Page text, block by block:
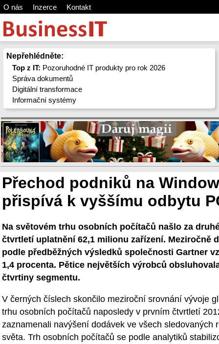
O nás Inzerce Kontakt
Nepřehlédněte:
Top z IT: Pozoruhodné IT produkty pro rok 2026
Správa dokumentů
Digitální transformace
Informační systémy
Přechod podniků na
přispívá k vyššímu odbytu
Na světovém trhu osobních počítačů našlo za
čtvrtletí uplatnění 62,1 milionu zařízení. Meziročně
podle předběžných výsledků společnosti Gartner
1,4 procenta. Pětice největších výrobců
čtvrtiny segmentu.
V černých číslech skončilo meziroční srovnání vývoje
trhu osobních počítačů naposledy v prvním čtvrtletí
zaznamenali navýšení dodávek ve všech sledovaných
světa. Trh osobních počítačů se podle analytiků